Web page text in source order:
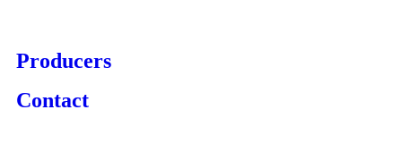
Producers
Contact